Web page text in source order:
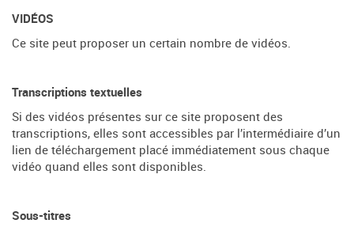
VIDÉOS
Ce site peut proposer un certain nombre de vidéos.
Transcriptions textuelles
Si des vidéos présentes sur ce site proposent des
transcriptions, elles sont accessibles par l’intermédiaire d’un
lien de téléchargement placé immédiatement sous chaque
vidéo quand elles sont disponibles.
Sous-titres